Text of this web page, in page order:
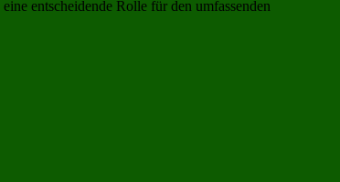
eine entscheidende Rolle für den umfassenden